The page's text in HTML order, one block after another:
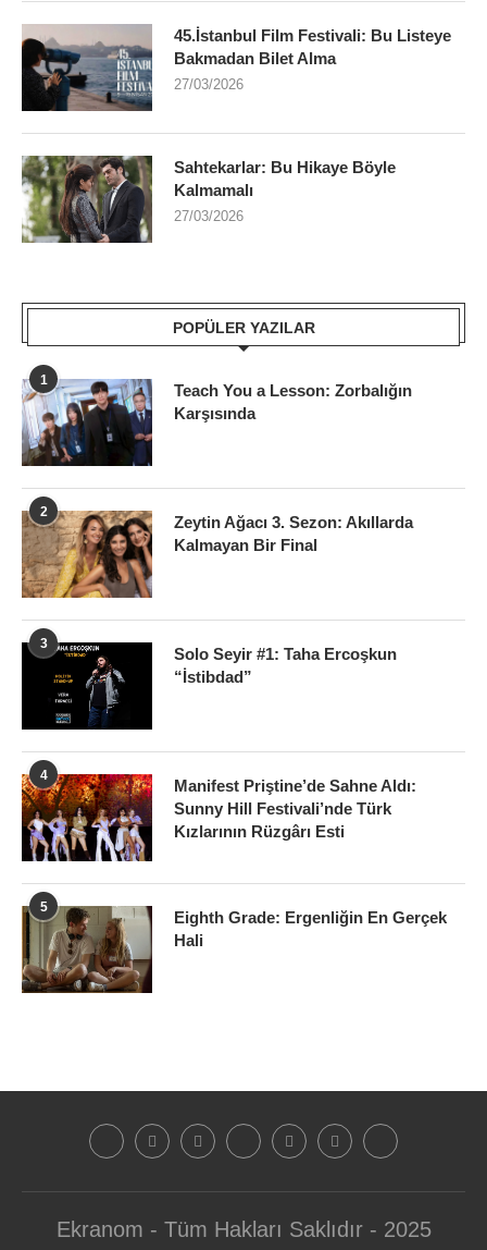
45.İstanbul Film Festivali: Bu Listeye
Bakmadan Bilet Alma
27/03/2026
Sahtekarlar: Bu Hikaye Böyle
Kalmamalı
27/03/2026
POPÜLER YAZILAR
1
Teach You a Lesson: Zorbalığın
Karşısında
2
Zeytin Ağacı 3. Sezon: Akıllarda
Kalmayan Bir Final
3
Solo Seyir #1: Taha Ercoşkun
“İstibdad”
4
Manifest Priştine’de Sahne Aldı:
Sunny Hill Festivali’nde Türk
Kızlarının Rüzgârı Esti
5
Eighth Grade: Ergenliğin En Gerçek
Hali
Ekranom - Tüm Hakları Saklıdır - 2025